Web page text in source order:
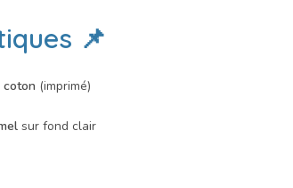
📌
coton (imprimé)
sur fond clair